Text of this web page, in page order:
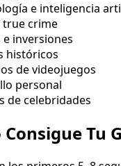
e inteligencia
crime
e inversiones
históricos
de videojuegos
personal
de celebridades
Consigue Tu